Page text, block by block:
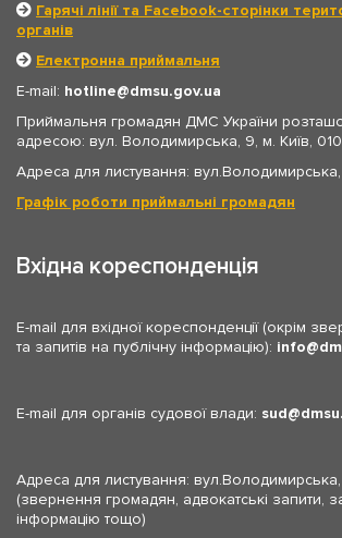
Гарячі лінії та Facebook-сторінки
органів
Електронна приймальня
E-mail: hotline
dmsu.gov.ua
Приймальня громадян ДМС України
адресою: вул. Володимирська, 9, м. Київ,
Адреса для листування: вул.Володимирська,
Графік роботи приймальні громадян
Вхідна кореспонденція
E-mail для вхідної кореспонденції (окрім
та запитів на публічну інформацію): info
E-mail для органів судової влади: sud
Адреса для листування: вул.Володимирська,
(звернення громадян, адвокатські запити,
інформацію тощо)